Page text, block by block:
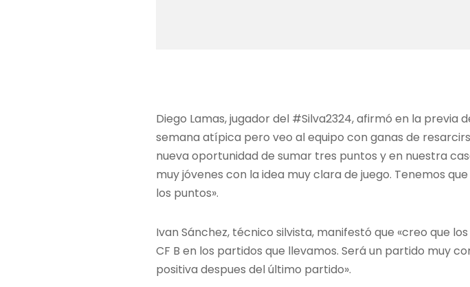
Diego Lamas, jugador del #Silva2324, afirmó en la previa
semana atípica pero veo al equipo con ganas de
nueva oportunidad de sumar tres puntos y en nuestra
muy jóvenes con la idea muy clara de juego. Tenemos
los puntos».
Ivan Sánchez, técnico silvista, manifestó que «creo que
CF B en los partidos que llevamos. Será un partido muy
positiva despues del último partido».